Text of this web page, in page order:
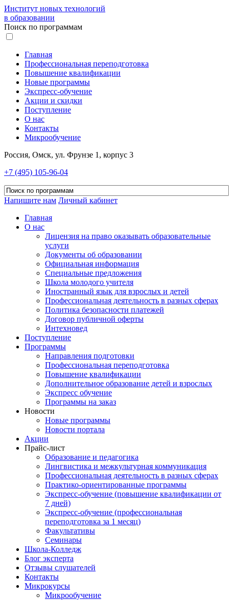
Институт новых технологий
в образовании
Поиск по программам
Главная
Профессиональная переподготовка
Повышение квалификации
Новые программы
Экспресс-обучение
Акции и скидки
Поступление
О нас
Контакты
Микрообучение
Россия, Омск, ул. Фрунзе 1, корпус 3
+7 (495) 105-96-04
Напишите нам Личный кабинет
Главная
О нас
Лицензия на право оказывать образовательные
услуги
Документы об образовании
Официальная информация
Специальные предложения
Школа молодого учителя
Иностранный язык для взрослых и детей
Профессиональная деятельность в разных сферах
Политика безопасности платежей
Договор публичной оферты
Интехновед
Поступление
Программы
Направления подготовки
Профессиональная переподготовка
Повышение квалификации
Дополнительное образование детей и взрослых
Экспресс обучение
Программы на заказ
Новости
Новые программы
Новости портала
Акции
Прайс-лист
Образование и педагогика
Лингвистика и межкультурная коммуникация
Профессиональная деятельность в разных сферах
Практико-ориентированные программы
Экспресс-обучение (повышение квалификации от
7 дней)
Экспресс-обучение (профессиональная
переподготовка за 1 месяц)
Факультативы
Семинары
Школа-Колледж
Блог эксперта
Отзывы слушателей
Контакты
Микрокурсы
Микрообучение